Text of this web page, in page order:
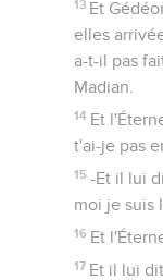
13 Et
elles
a-t-il pas
Madian.
14 Et
t'ai-je pas
15 -Et il lui
moi je suis
16 Et
17 Et il lui